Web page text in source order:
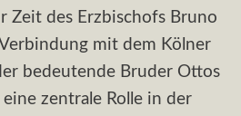
Zeit des Erzbischofs Bruno
mit dem Kölner
bedeutende Bruder Ottos
zentrale Rolle in der